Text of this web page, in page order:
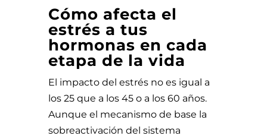
Cómo afecta el
estrés a tus
hormonas en cada
etapa de la vida
El impacto del estrés no es igual a
los 25 que a los 45 o a los 60 años.
Aunque el mecanismo de base la
sobreactivación del sistema